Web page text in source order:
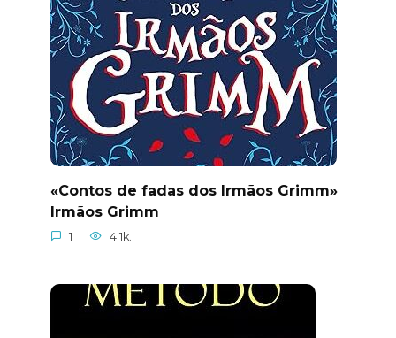
«Contos de fadas dos Irmãos Grimm»
Irmãos Grimm
1 4.1k.